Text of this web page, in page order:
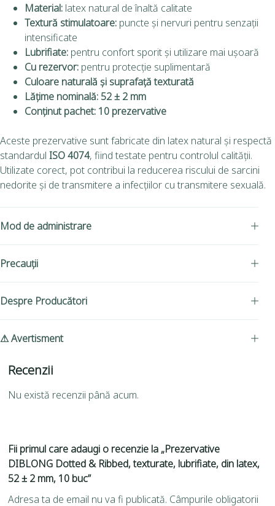
Material: latex natural de înaltă calitate
Textură stimulatoare: puncte și nervuri pentru senzații
intensificate
Lubrifiate: pentru confort sporit și utilizare mai ușoară
Cu rezervor: pentru protecție suplimentară
Culoare naturală și suprafață texturată
Lățime nominală: 52 ± 2 mm
Conținut pachet: 10 prezervative
Aceste prezervative sunt fabricate din latex natural și respectă
standardul ISO 4074, fiind testate pentru controlul calității.
Utilizate corect, pot contribui la reducerea riscului de sarcini
nedorite și de transmitere a infecțiilor cu transmitere sexuală.
Mod de administrare
Precauții
Despre Producători
⚠ Avertisment
Recenzii
Nu există recenzii până acum.
Fii primul care adaugi o recenzie la „Prezervative
DIBLONG Dotted & Ribbed, texturate, lubrifiate, din latex,
52 ± 2 mm, 10 buc”
Adresa ta de email nu va fi publicată. Câmpurile obligatorii